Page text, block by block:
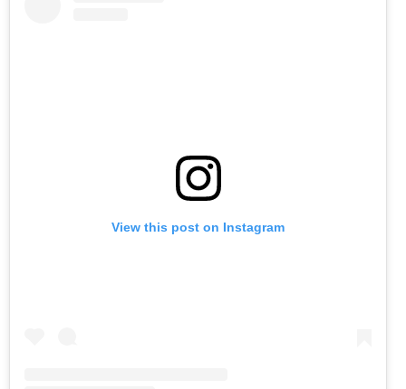
View this post on Instagram